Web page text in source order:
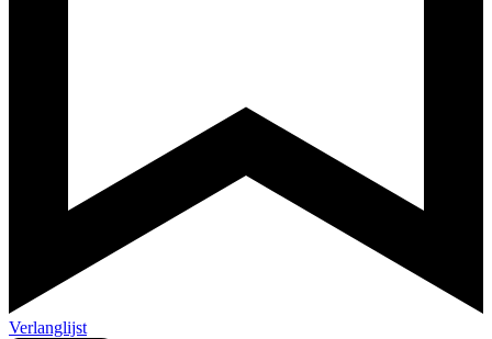
Verlanglijst